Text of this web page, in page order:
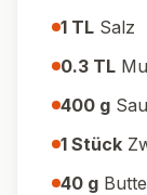
1 TL Salz
0.3 TL
400 g
1 Stück
40 g